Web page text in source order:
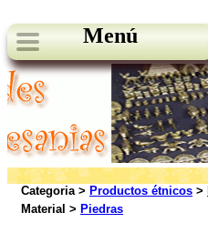
Menú
Categoria > Productos étnicos >
Material > Piedras